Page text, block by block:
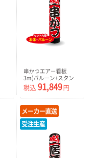
串かつエアー看板
3m(バルーン+スタン
ド) AR090145IN
税込 91,849円
メーカー直送
受注生産